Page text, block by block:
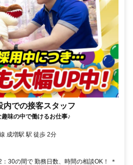
内での接客スタッフ
味の中で働けるお仕事♪
成増駅 駅 徒歩 2分
30の間で 勤務日数、時間の相談OK！ ＊